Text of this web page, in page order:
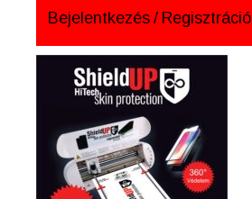
Bejelentkezés / Regisztráció